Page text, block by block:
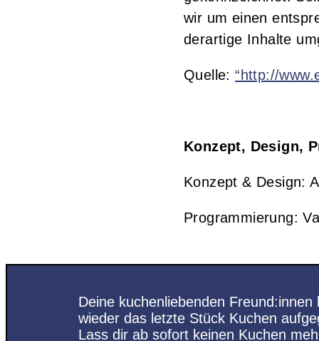
wir um einen
derartige Inhalte
Quelle:“http://
Konzept, Design,
Konzept & Design:
Programmierung:
Deine kuchenliebenden Freund:innen
wieder das letzte Stück Kuchen
Lass dir ab sofort keinen Kuchen